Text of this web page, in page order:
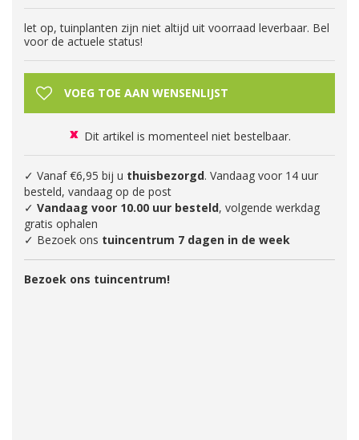
let op, tuinplanten zijn niet altijd uit voorraad leverbaar. Bel
voor de actuele status!
Dit artikel is momenteel niet bestelbaar.
✓ Vanaf €6,95 bij u thuisbezorgd. Vandaag voor 14 uur
besteld, vandaag op de post
✓ Vandaag voor 10.00 uur besteld, volgende werkdag
gratis ophalen
✓ Bezoek ons tuincentrum 7 dagen in de week
Bezoek ons tuincentrum!